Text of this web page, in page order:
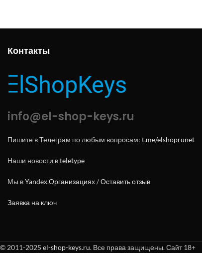
Контакты
info@el-shop-keys.ru
Пишите в Телеграм по любым вопросам: t.me/elshoprunet
Наши новости вteletype
Мы вYandex.Организациях/Оставить отзыв
Заявка на ключ
© 2011-2025 el-shop-keys.ru. Все права защищены. Сайт 18+